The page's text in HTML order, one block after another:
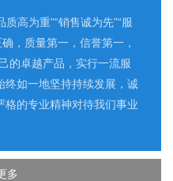
高为重”“销售诚为先”“服
，质量第一，信誉第一，
的卓越产品，实行一流服
终如一地坚持持续发展，诚
格的专业精神对待我们事业
多